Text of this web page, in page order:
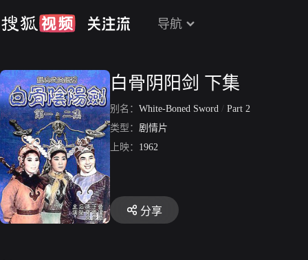
导航
白骨阴阳剑 下集
别名： White-Boned Sword / Part 2
类型： 剧情片
上映： 1962
分享